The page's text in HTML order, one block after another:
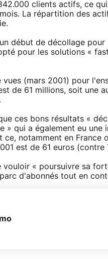
clients actifs, ce
La répartition des
début de décollage
pour les solutions «
vues (mars 2001) pour
de 61 millions, soit une
ces bons résultats «
» qui a également eu
ce, notamment en
est de 61 euros
vouloir « poursuivre sa
d'abonnés tout en